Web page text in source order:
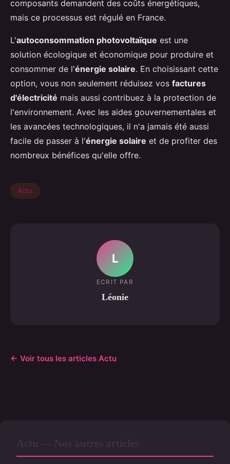
composants demandent des coûts énergétiques,
mais ce processus est régulé en France.
L'autoconsommation photovoltaïque est une
solution écologique et économique pour produire et
consommer de l'énergie solaire. En choisissant cette
option, vous non seulement réduisez vos factures
d'électricité mais aussi contribuez à la protection de
l'environnement. Avec les aides gouvernementales et
les avancées technologiques, il n'a jamais été aussi
facile de passer à l'énergie solaire et de profiter des
nombreux bénéfices qu'elle offre.
Actu
L
ECRIT PAR
Léonie
← Voir tous les articles Actu